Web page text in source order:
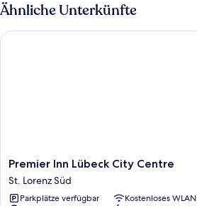
Ähnliche Unterkünfte
Premier
Inn
Lübeck
City
Premier Inn Lübeck City Centre
St. Lorenz Süd
Parkplätze verfügbar
Kostenloses WLAN
Premier Inn Lübeck City Centre